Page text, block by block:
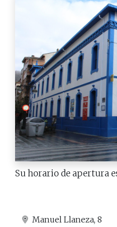
Su horario de apertura
Manuel Llaneza, 8